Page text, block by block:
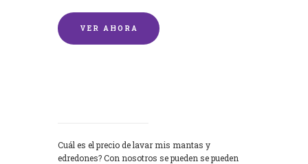
VER AHORA
Cuál es el precio de lavar mis mantas y
edredones? Con nosotros se pueden se pueden